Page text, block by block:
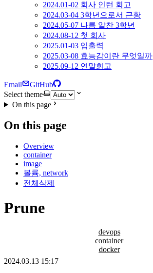
2024.01-02 회사 인턴 회고
2024.03-04 3학년으로서 근황
2024.05-07 나름 알찬 3학년
2024.08-12 첫 회사
2025.01-03 입출력
2025.03-08 효능감이란 무엇일까
2025.09-12 연말회고
Email
GitHub
Select theme
On this page
On this page
Overview
container
image
볼륨, network
전체삭제
Prune
devops
container
docker
2024.03.13 15:17